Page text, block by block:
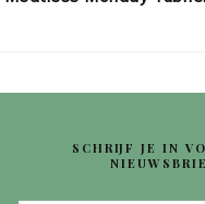
SCHRIJF JE IN